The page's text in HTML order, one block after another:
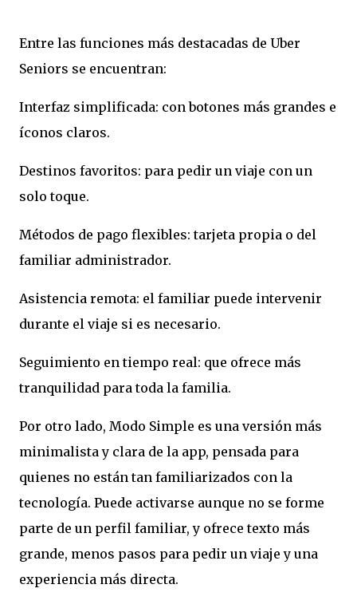
Entre las funciones más destacadas de Uber
Seniors se encuentran:
Interfaz simplificada: con botones más grandes e
íconos claros.
Destinos favoritos: para pedir un viaje con un
solo toque.
Métodos de pago flexibles: tarjeta propia o del
familiar administrador.
Asistencia remota: el familiar puede intervenir
durante el viaje si es necesario.
Seguimiento en tiempo real: que ofrece más
tranquilidad para toda la familia.
Por otro lado, Modo Simple es una versión más
minimalista y clara de la app, pensada para
quienes no están tan familiarizados con la
tecnología. Puede activarse aunque no se forme
parte de un perfil familiar, y ofrece texto más
grande, menos pasos para pedir un viaje y una
experiencia más directa.